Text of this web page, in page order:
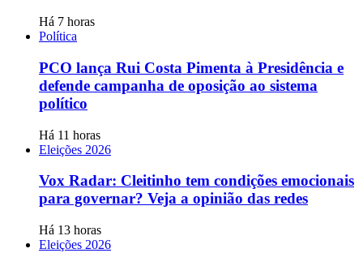
Há 7 horas
Política
PCO lança Rui Costa Pimenta à Presidência e
defende campanha de oposição ao sistema
político
Há 11 horas
Eleições 2026
Vox Radar: Cleitinho tem condições emocionais
para governar? Veja a opinião das redes
Há 13 horas
Eleições 2026